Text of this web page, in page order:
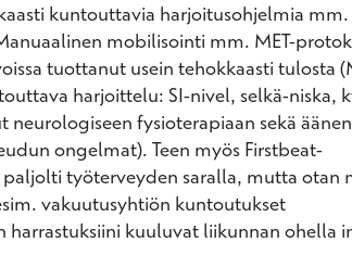
kuntouttavia harjoitusohjelmia mm.
mobilisointi mm. MET-
tuottanut usein tehokkaasti tulosta
harjoittelu: SI-nivel, selkä-niska,
neurologiseen fysioterapiaan sekä
ongelmat). Teen myös Firstbeat-
työterveyden saralla, mutta otan
vakuutusyhtiön kuntoutukset
harrastuksiini kuuluvat liikunnan ohella